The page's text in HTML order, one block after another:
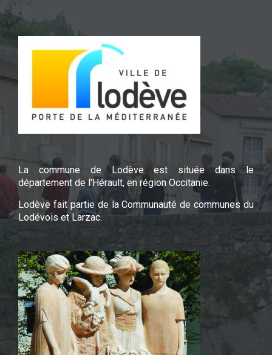
La commune de Lodève est située dans le
département de l'Hérault, en région Occitanie.
Lodève fait partie de la Communauté de communes du
Lodévois et Larzac.